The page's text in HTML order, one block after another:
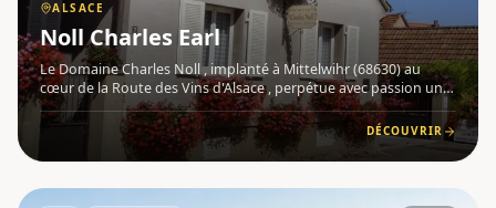
ALSACE
Noll Charles Earl
Le Domaine Charles Noll , implanté à Mittelwihr (68630) au
cœur de la Route des Vins d'Alsace , perpétue avec passion un
savoir-faire viticole transmis de père en fils depuis 1864 . Ce
domaine familial incarne l'authenticité et la continuitDÉCOUVRIR